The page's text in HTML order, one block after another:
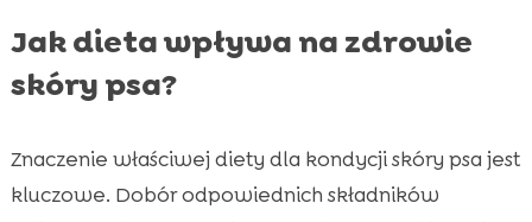
Jak dieta wpływa na zdrowie
skóry psa?
Znaczenie właściwej diety dla kondycji skóry psa jest
kluczowe. Dobór odpowiednich składników